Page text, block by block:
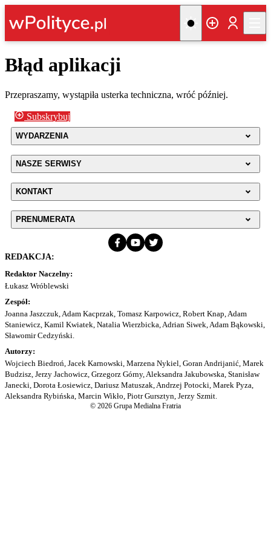
Błąd aplikacji
Przepraszamy, wystąpiła usterka techniczna, wróć później.
Subskrybuj
WYDARZENIA
NASZE SERWISY
KONTAKT
PRENUMERATA
REDAKCJA:
Redaktor Naczelny:
Łukasz Wróblewski
Zespół:
Joanna Jaszczuk, Adam Kacprzak, Tomasz Karpowicz, Robert Knap, Adam
Staniewicz, Kamil Kwiatek, Natalia Wierzbicka, Adrian Siwek, Adam Bąkowski,
Sławomir Cedzyński.
Autorzy:
Wojciech Biedroń, Jacek Karnowski, Marzena Nykiel, Goran Andrijanić, Marek
Budzisz, Jerzy Jachowicz, Grzegorz Górny, Aleksandra Jakubowska, Stanisław
Janecki, Dorota Łosiewicz, Dariusz Matuszak, Andrzej Potocki, Marek Pyza,
Aleksandra Rybińska, Marcin Wikło, Piotr Gursztyn, Jerzy Szmit.
© 2026 Grupa Medialna Fratria